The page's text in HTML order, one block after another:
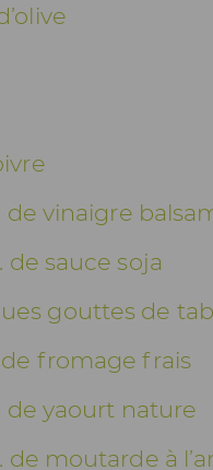
de vinaigre
de sauce soja
gouttes de
de fromage frais
de yaourt nature
de moutarde à